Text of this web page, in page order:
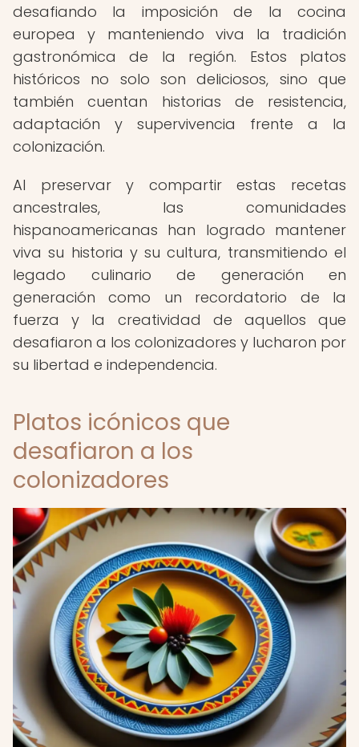
desafiando la imposición de la cocina
europea y manteniendo viva la tradición
gastronómica de la región. Estos platos
históricos no solo son deliciosos, sino que
también cuentan historias de resistencia,
adaptación y supervivencia frente a la
colonización.
Al preservar y compartir estas recetas
ancestrales, las comunidades
hispanoamericanas han logrado mantener
viva su historia y su cultura, transmitiendo el
legado culinario de generación en
generación como un recordatorio de la
fuerza y la creatividad de aquellos que
desafiaron a los colonizadores y lucharon por
su libertad e independencia.
Platos icónicos que
desafiaron a los
colonizadores